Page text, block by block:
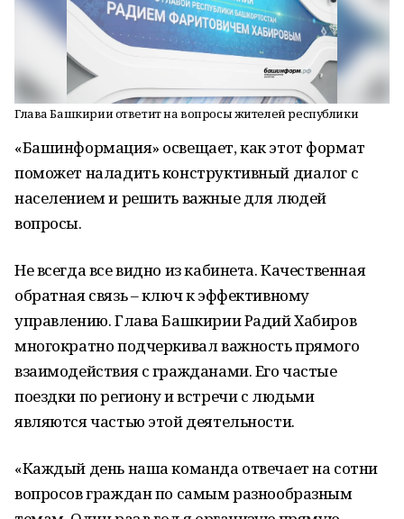
Глава Башкирии ответит на вопросы жителей республики
«Башинформация» освещает, как этот формат
поможет наладить конструктивный диалог с
населением и решить важные для людей
вопросы.
Не всегда все видно из кабинета. Качественная
обратная связь – ключ к эффективному
управлению. Глава Башкирии Радий Хабиров
многократно подчеркивал важность прямого
взаимодействия с гражданами. Его частые
поездки по региону и встречи с людьми
являются частью этой деятельности.
«Каждый день наша команда отвечает на сотни
вопросов граждан по самым разнообразным